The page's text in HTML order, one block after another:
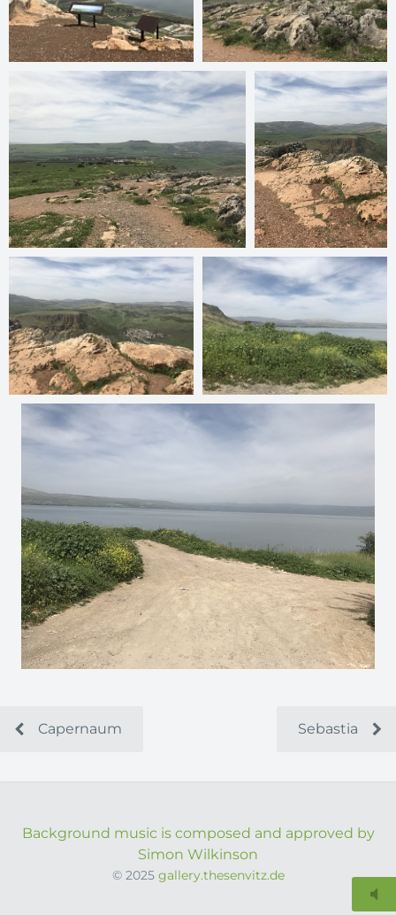
Capernaum Sebastia
Background music is composed and approved by
Simon Wilkinson
© 2025 gallery.thesenvitz.de